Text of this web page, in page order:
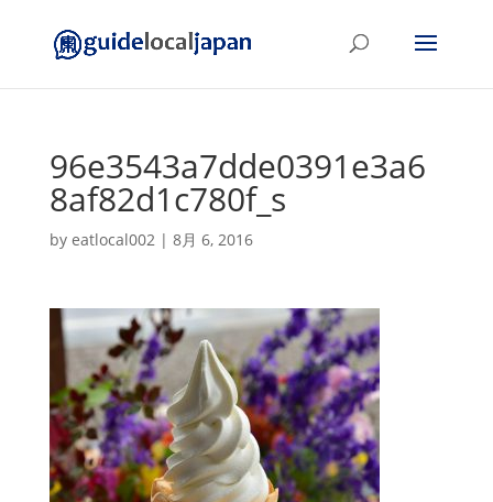
96e3543a7dde0391e3a6
8af82d1c780f_s
by eatlocal002| 8月 6, 2016